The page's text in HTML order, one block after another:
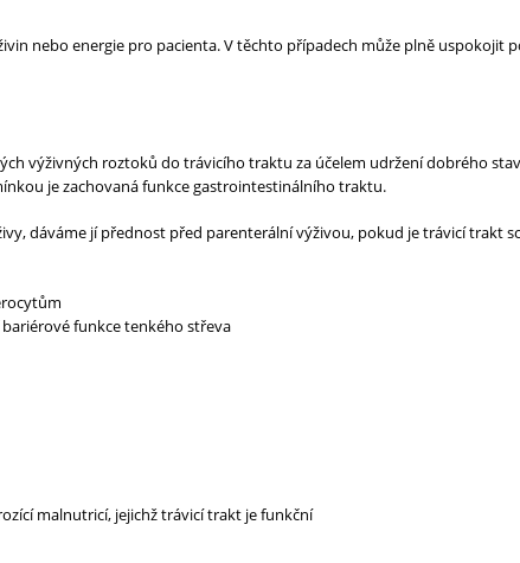
nebo energie pro pacienta. V těchto případech může plně uspokojit
výživných roztoků do trávicího traktu za účelem udržení dobrého
je zachovaná funkce gastrointestinálního traktu.
dáváme jí přednost před parenterální výživou, pokud je trávicí trakt
funkce tenkého střeva
malnutricí, jejichž trávicí trakt je funkční